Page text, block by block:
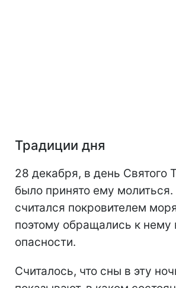
Традиции дня
28 декабря, в день Святого
было принято ему
считался покровителем
поэтому обращались к нему
опасности.
Считалось, что сны в эту